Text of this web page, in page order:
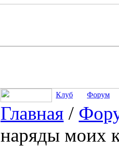
Клуб Форум
Главная /
наряды моих